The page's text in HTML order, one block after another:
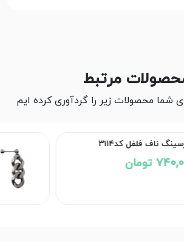
مرتبط
شما محصولات زیر را گردآوری کرده ایم
ناف فلفل کد۳۱۱۴
تومان